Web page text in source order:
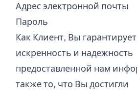
Адрес электронной почты
Пароль
Как Клиент, Вы
искренность и надежность
предоставленной нам
также то, что Вы достигли